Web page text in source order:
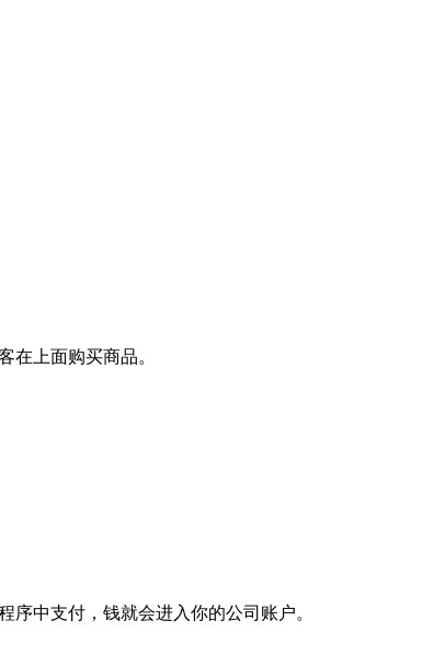
在上面购买商品。
中支付，钱就会进入你的公司账户。